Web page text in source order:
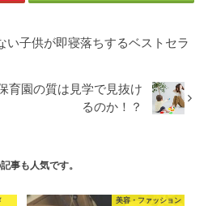
い子供が即寝落ちするベストセラ
育園の質は見学で見抜け
るのか！？
事も人気です。
美容・ファッション